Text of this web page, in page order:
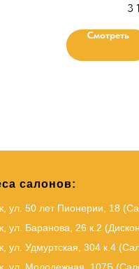
3
Смотреть
салонов:
ул. 50 лет Пионерии, 18
ул. Баранова, 26 к.2
ул. Удмуртская, 304 к.4